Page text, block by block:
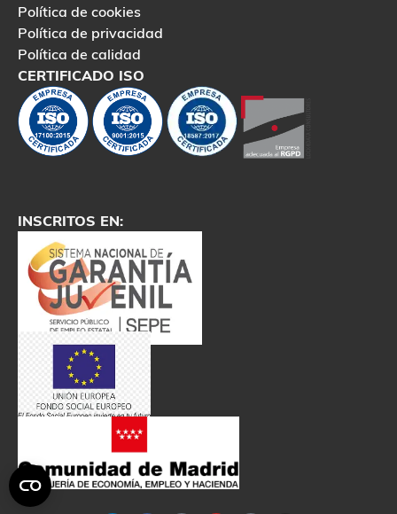
Política de cookies
Política de privacidad
Política de calidad
CERTIFICADO ISO
INSCRITOS EN: